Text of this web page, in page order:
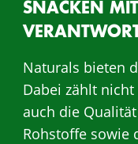
SNACKEN
Naturals bieten
Dabei zählt
auch die
Rohstoffe sowie